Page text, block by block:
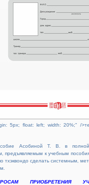
5px; float: left; width: 20%;" /
Асобиной Т. В. в полной
предъявляемым к учебным
тхэквондо сделать системным,
ПРИОБРЕТЕНИЯ